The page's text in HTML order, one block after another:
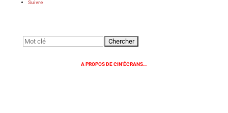
Suivre
Rechercher:
A PROPOS DE CIN’ÉCRANS…